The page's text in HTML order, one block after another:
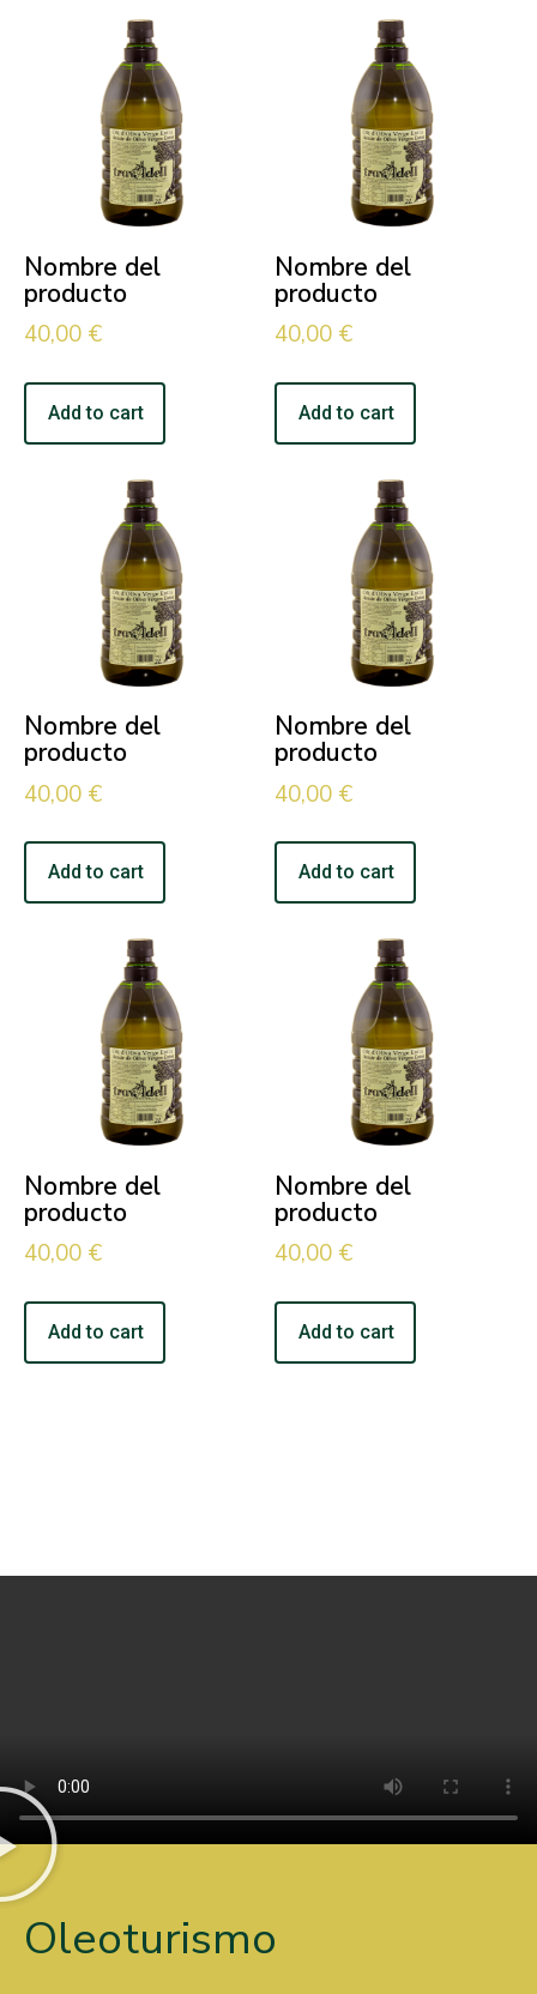
Nombre del
producto
40,00 €
Add to cart
Nombre del
producto
40,00 €
Add to cart
Nombre del
producto
40,00 €
Add to cart
Nombre del
producto
40,00 €
Add to cart
Nombre del
producto
40,00 €
Add to cart
Nombre del
producto
40,00 €
Add to cart
Oleoturismo